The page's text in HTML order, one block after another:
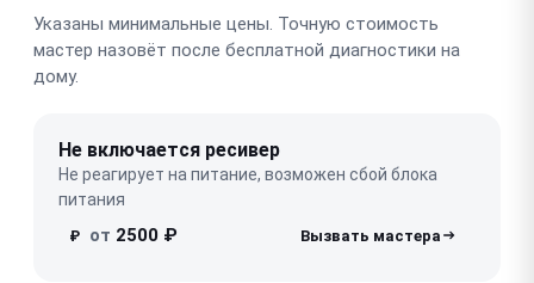
Указаны минимальные цены. Точную стоимость
мастер назовёт после бесплатной диагностики на
дому.
Не включается ресивер
Не реагирует на питание, возможен сбой блока
питания
₽ от 2500 ₽